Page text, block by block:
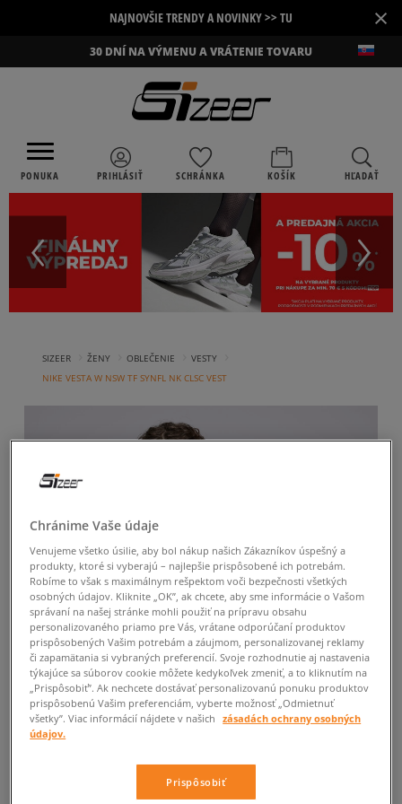
NAJNOVŠIE TRENDY A NOVINKY >> TU ×
30 DNÍ NA VÝMENU A VRÁTENIE TOVARU
PONUKA PRIHLÁSIŤ SCHRÁNKA KOŠÍK HĽADAŤ
SIZEER ŽENY OBLEČENIE VESTY
NIKE VESTA W NSW TF SYNFL NK CLSC VEST
-10 % S KÓDOM: TOP (MIN. 70 €)
Chránime Vaše údaje
Venujeme všetko úsilie, aby bol nákup našich Zákazníkov úspešný a
produkty, ktoré si vyberajú – najlepšie prispôsobené ich potrebám.
Robíme to však s maximálnym rešpektom voči bezpečnosti všetkých
osobných údajov. Kliknite „OK”, ak chcete, aby sme informácie o Vašom
správaní na našej stránke mohli použiť na prípravu obsahu
personalizovaného priamo pre Vás, vrátane odporúčaní produktov
prispôsobených Vašim potrebám a záujmom, personalizovanej reklamy
či zapamätania si vybraných preferencií. Svoje rozhodnutie aj nastavenia
týkajúce sa súborov cookie môžete kedykoľvek zmeniť, a to kliknutím na
„Prispôsobiť”. Ak nechcete dostávať personalizovanú ponuku produktov
prispôsobenú Vašim preferenciám, vyberte možnosť „Odmietnuť
všetky”. Viac informácií nájdete v našich
zásadách ochrany osobných
údajov.
Prispôsobiť